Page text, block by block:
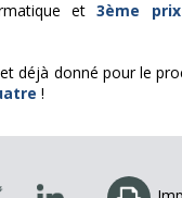
et3ème
déjà donné pour le
!